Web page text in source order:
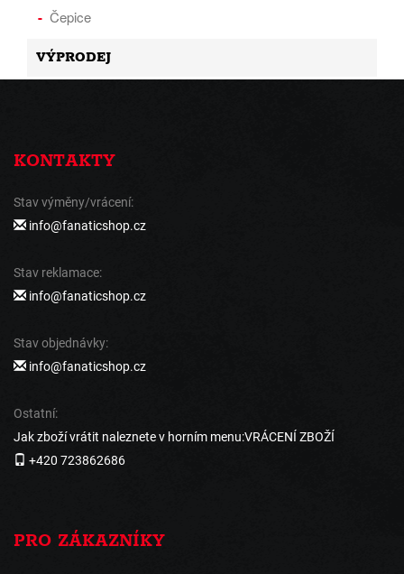
Čepice
VÝPRODEJ
KONTAKTY
Stav výměny/vrácení:
info@fanaticshop.cz
Stav reklamace:
info@fanaticshop.cz
Stav objednávky:
info@fanaticshop.cz
Ostatní:
Jak zboží vrátit naleznete v horním menu:VRÁCENÍ ZBOŽÍ
+420 723862686
PRO ZÁKAZNÍKY